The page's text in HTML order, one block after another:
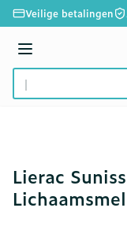
Ga naar de inhoud
Veilige betalingen
Menu
Product, merk,
Lierac